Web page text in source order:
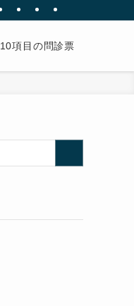
10項目の問診票